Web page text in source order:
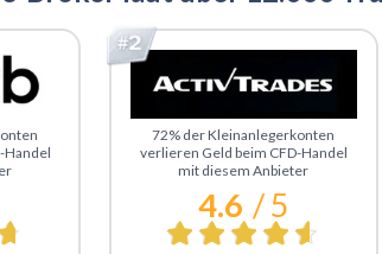
Handel
Zu ActivTrades
72% der Kleinanlegerkonten
verlieren Geld beim CFD-Handel
mit diesem Anbieter
4.6 / 5